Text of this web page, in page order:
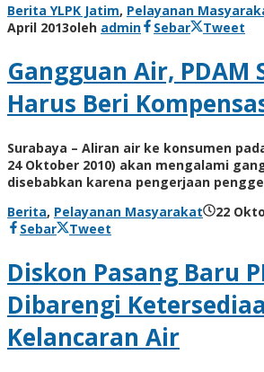
Berita YLPK Jatim, Pelayanan
April 2013oleh admin Sebar Tweet
Gangguan Air, PDAM
Harus Beri
Surabaya – Aliran air ke konsumen
24 Oktober 2010) akan mengalami
disebabkan karena pengerjaan
Berita, Pelayanan Masyarakat 22
Sebar
Tweet
Diskon Pasang Baru
Dibarengi
Kelancaran Air